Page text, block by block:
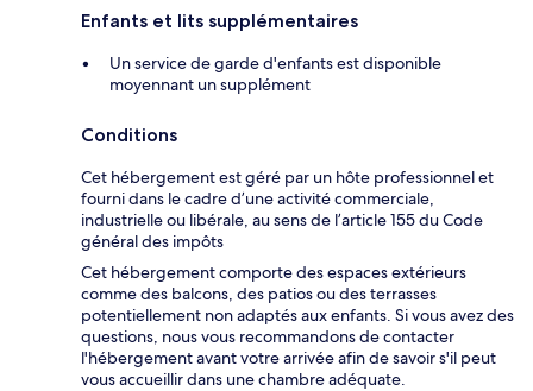
Enfants et lits supplémentaires
Un service de garde d'enfants est disponible
moyennant un supplément
Conditions
Cet hébergement est géré par un hôte professionnel et
fourni dans le cadre d’une activité commerciale,
industrielle ou libérale, au sens de l’article 155 du Code
général des impôts
Cet hébergement comporte des espaces extérieurs
comme des balcons, des patios ou des terrasses
potentiellement non adaptés aux enfants. Si vous avez des
questions, nous vous recommandons de contacter
l'hébergement avant votre arrivée afin de savoir s'il peut
vous accueillir dans une chambre adéquate.